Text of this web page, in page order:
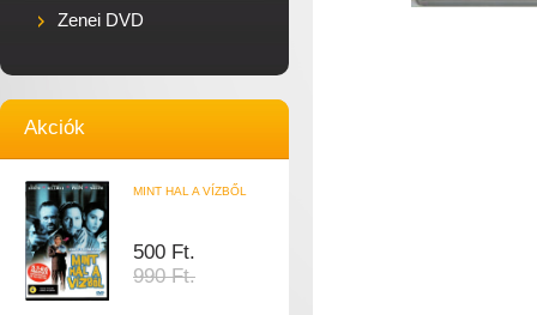
Zenei DVD
Akciók
MINT HAL A VÍZBŐL
500 Ft.
990 Ft.